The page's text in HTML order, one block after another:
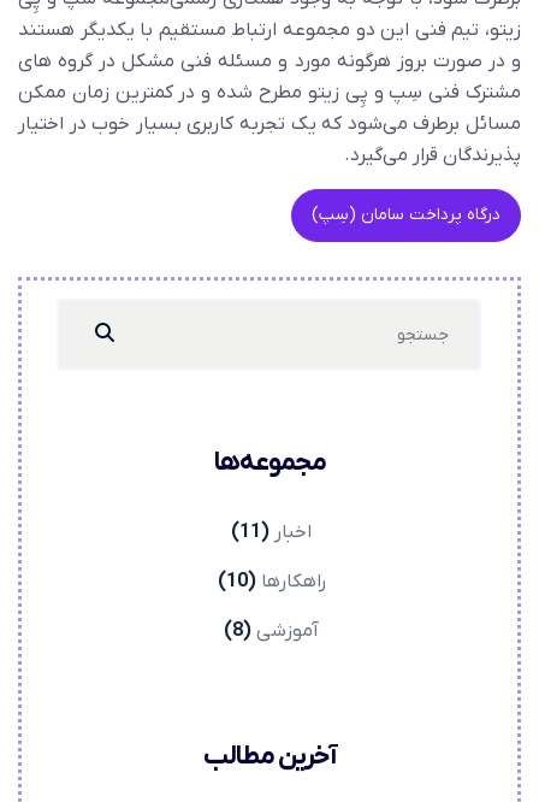
زیتو، تیم فنی این دو مجموعه ارتباط مستقیم با یکدیگر هستند
و در صورت بروز هرگونه مورد و مسئله فنی مشکل در گروه های
مشترک فنی سِپ و پِی زیتو مطرح شده و در کمترین زمان ممکن
مسائل برطرف می‌شود که یک تجربه کاربری بسیار خوب در اختیار
پذیرندگان قرار می‌گیرد.
درگاه پرداخت سامان (سِپ)
مجموعه‌ها
اخبار (11)
راهکارها (10)
آموزشی (8)
آخرین مطالب